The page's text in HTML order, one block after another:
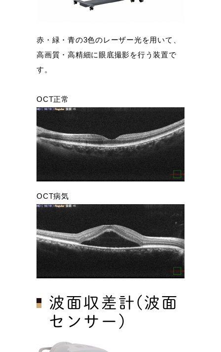
赤・緑・青の3色のレーザー光を用いて、
高画質・高精細に眼底撮影を行う装置で
す。
OCT正常
OCT病気
波面収差計(波面
センサー)